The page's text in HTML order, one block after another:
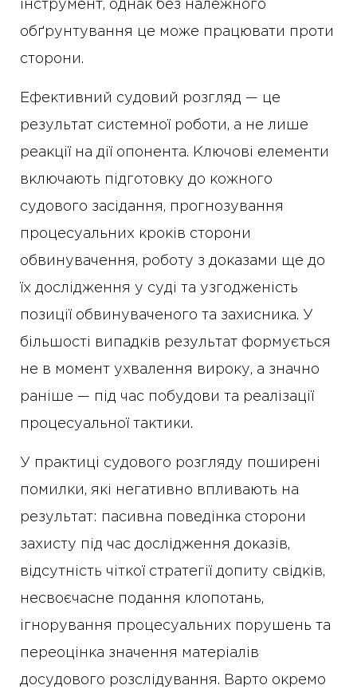
інструмент, однак без належного
обґрунтування це може працювати проти
сторони.
Ефективний судовий розгляд — це
результат системної роботи, а не лише
реакції на дії опонента. Ключові елементи
включають підготовку до кожного
судового засідання, прогнозування
процесуальних кроків сторони
обвинувачення, роботу з доказами ще до
їх дослідження у суді та узгодженість
позиції обвинуваченого та захисника. У
більшості випадків результат формується
не в момент ухвалення вироку, а значно
раніше — під час побудови та реалізації
процесуальної тактики.
У практиці судового розгляду поширені
помилки, які негативно впливають на
результат: пасивна поведінка сторони
захисту під час дослідження доказів,
відсутність чіткої стратегії допиту свідків,
несвоєчасне подання клопотань,
ігнорування процесуальних порушень та
переоцінка значення матеріалів
досудового розслідування. Варто окремо